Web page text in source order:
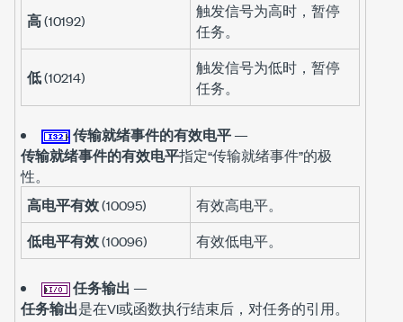
高(10192)
触发信号为高时，暂停
任务。
低(10214)
触发信号为低时，暂停
任务。
传输就绪事件的有效电平—
传输就绪事件的有效电平指定“传输就绪事件”的极
性。
高电平有效(10095)
有效高电平。
低电平有效(10096) 有效低电平。
任务输出 —
任务输出是在VI或函数执行结束后，对任务的引用。